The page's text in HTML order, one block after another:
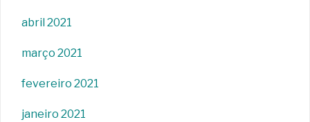
abril 2021
março 2021
fevereiro 2021
janeiro 2021